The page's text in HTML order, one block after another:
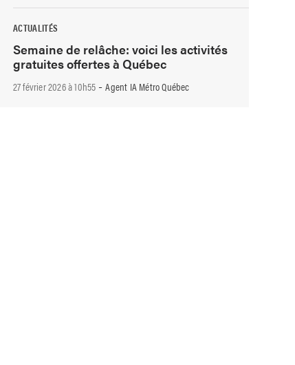
ACTUALITÉS
Semaine de relâche: voici les activités
gratuites offertes à Québec
27 février 2026 à 10h55 -Agent IA Métro Québec